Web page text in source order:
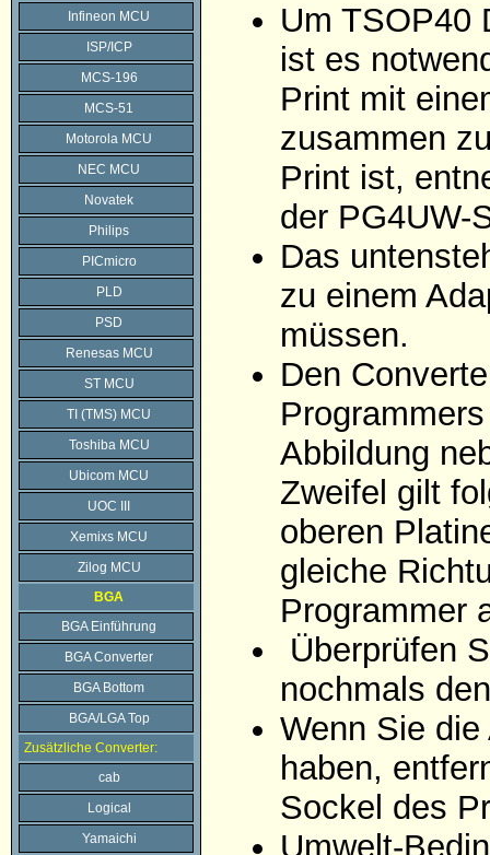
Infineon MCU
ISP/ICP
MCS-196
MCS-51
Motorola MCU
NEC MCU
Novatek
Philips
PICmicro
PLD
PSD
Renesas MCU
ST MCU
TI (TMS) MCU
Toshiba MCU
Ubicom MCU
UOC III
Xemixs MCU
Zilog MCU
BGA
BGA Einführung
BGA Converter
BGA Bottom
BGA/LGA Top
Zusätzliche Converter:
cab
Logical
Yamaichi
Um TSOP40
ist es
Print mit
zusammen
Print ist,
der PG4UW-
Das
zu einem
müssen.
Den
Abbildung
Zweifel gilt
oberen
gleiche
Programmer
Überprüfen
nochmals
Wenn Sie
haben,
Sockel des
Umwelt-